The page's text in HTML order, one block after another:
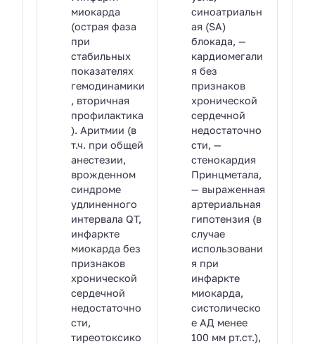
миокарда
(острая фаза
при
стабильных
показателях
гемодинамики
, вторичная
профилактика
). Аритмии (в
т.ч. при общей
анестезии,
врожденном
синдроме
удлиненного
интервала QT,
инфаркте
миокарда без
признаков
хронической
сердечной
недостаточно
сти,
тиреотоксико
синоатриальн
ая (SA)
блокада, —
кардиомегали
я без
признаков
хронической
сердечной
недостаточно
сти, —
стенокардия
Принцметала,
— выраженная
артериальная
гипотензия (в
случае
использовани
я при
инфаркте
миокарда,
систолическо
е АД менее
100 мм рт.ст.),